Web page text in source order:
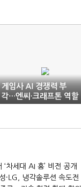
게임사 AI 경쟁력 부
각…엔씨·크래프톤 역할
주목
‘차세대 AI 홈’ 비전 공개
·LG, 냉각솔루션 속도전